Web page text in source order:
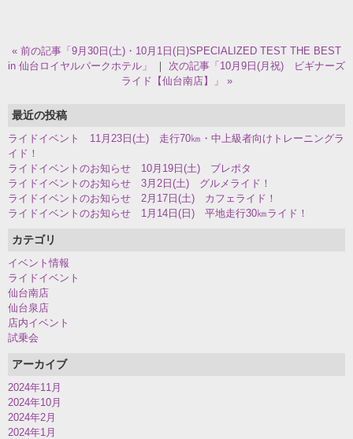
« 前の記事「9月30日(土)・10月1日(日)SPECIALIZED TEST THE BEST
in 仙台ロイヤルパークホテル」
｜ 次の記事「10月9日(月祝) ビギナーズ
ライド【仙台南店】」 »
最近の投稿
ライドイベント 11月23日(土) 走行70㎞・中上級者向けトレーニングラ
イド！
ライドイベントのお知らせ 10月19日(土) ブレポタ
ライドイベントのお知らせ 3月2日(土) グルメライド！
ライドイベントのお知らせ 2月17日(土) カフェライド！
ライドイベントのお知らせ 1月14日(日) 平地走行30㎞ライド！
カテゴリ
イベント情報
ライドイベント
仙台南店
仙台泉店
店内イベント
試乗会
アーカイブ
2024年11月
2024年10月
2024年2月
2024年1月